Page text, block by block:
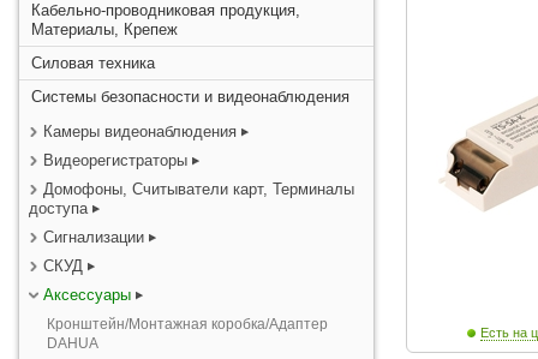
Кабельно-проводниковая продукция,
Материалы, Крепеж
Силовая техника
Системы безопасности и видеонаблюдения
Камеры видеонаблюдения
Видеорегистраторы
Домофоны, Считыватели карт, Терминалы
доступа
Сигнализации
СКУД
Аксессуары
Кронштейн/Монтажная коробка/Адаптер
DAHUA
Есть на